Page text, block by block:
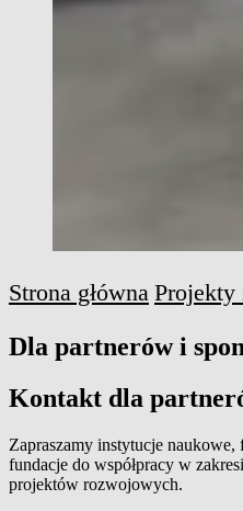
Strona główna Projekty
Dla partnerów i
Kontakt dla
Zapraszamy instytucje
fundacje do współpracy w
projektów rozwojowych.